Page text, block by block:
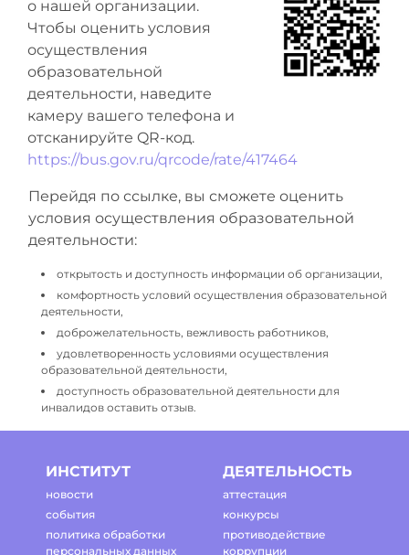
о нашей организации.
Чтобы оценить условия
осуществления
образовательной
деятельности, наведите
камеру вашего телефона и
отсканируйте QR-код.
https://bus.gov.ru/qrcode/rate/417464
Перейдя по ссылке, вы сможете оценить
условия осуществления образовательной
деятельности:
открытость и доступность информации об организации,
комфортность условий осуществления образовательной
деятельности,
доброжелательность, вежливость работников,
удовлетворенность условиями осуществления
образовательной деятельности,
доступность образовательной деятельности для
инвалидов оставить отзыв.
ИНСТИТУТ
новости
события
политика обработки
персональных данных
ДЕЯТЕЛЬНОСТЬ
аттестация
конкурсы
противодействие
коррупции